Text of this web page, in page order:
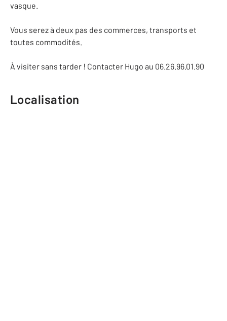
vasque.
Vous serez à deux pas des commerces, transports et
toutes commodités.
À visiter sans tarder ! Contacter Hugo au 06.26.96.01.90
Localisation